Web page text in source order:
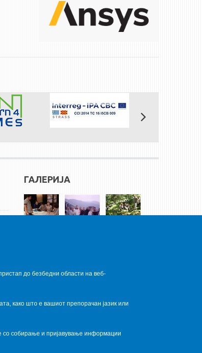
ГАЛЕРИЈА
до безбедни области на веб-
како што е вашиот препорачан јазик или
со собирање и пријавување информации